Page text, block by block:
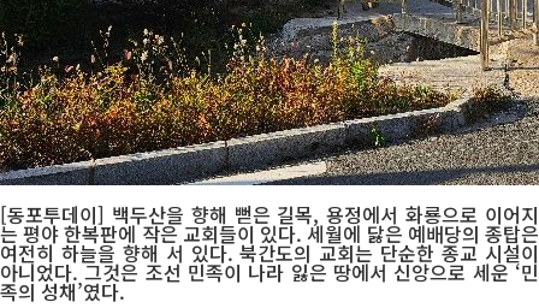
[동포투데이] 백두산을 향해 뻗은 길목, 용정에서 화룡으로 이어지
는 평야 한복판에 작은 교회들이 있다. 세월에 닳은 예배당의 종탑은
여전히 하늘을 향해 서 있다. 북간도의 교회는 단순한 종교 시설이
아니었다. 그것은 조선 민족이 나라 잃은 땅에서 신앙으로 세운 ‘민
족의 성채’였다.